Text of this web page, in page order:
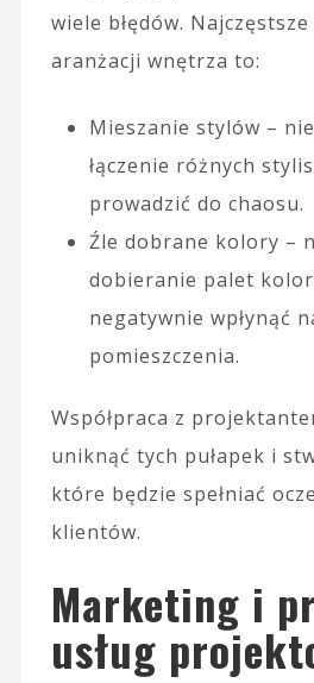
wiele błędów.
aranżacji wnętrza to:
Mieszanie stylów –
łączenie różnych
prowadzić do chaosu.
Źle dobrane kolory –
dobieranie palet
negatywnie wpłynąć
pomieszczenia.
Współpraca z
uniknąć tych pułapek i
które będzie spełniać
klientów.
Marketing i
usług